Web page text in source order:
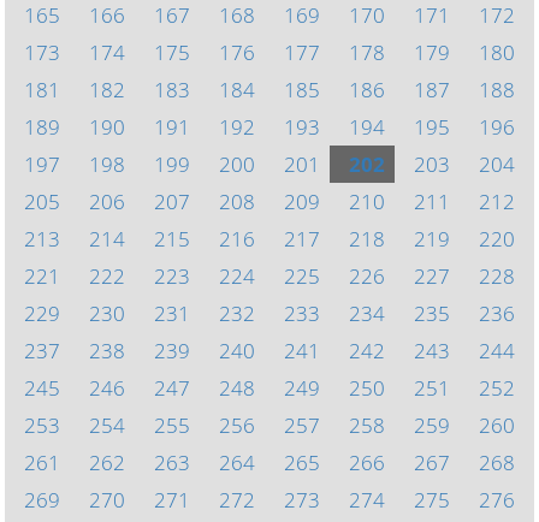
165
166 167 168 169 170 171
172
173
174 175 176 177 178 179
180
181
182 183 184 185 186 187
188
189
190 191 192 193 194 195
196
197
198 199 200 201 202 203
204
205
206 207 208 209 210 211
212
213
214 215 216 217 218 219
220
221
222 223 224 225 226 227
228
229
230 231 232 233 234 235
236
237
238 239 240 241 242 243
244
245
246 247 248 249 250 251
252
253
254 255 256 257 258 259
260
261
262 263 264 265 266 267
268
269
270 271 272 273 274 275
276